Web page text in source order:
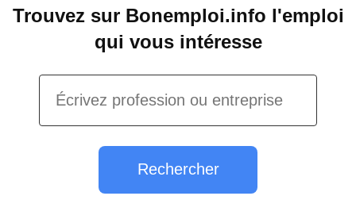
Trouvez sur Bonemploi.info l'emploi
qui vous intéresse
Rechercher